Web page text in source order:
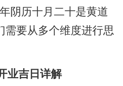
阴历十月二十是黄道
需要从多个维度进行思
业吉日详解